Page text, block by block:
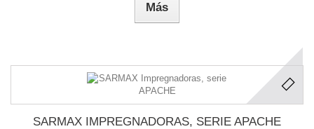
Más
SARMAX IMPREGNADORAS, SERIE APACHE